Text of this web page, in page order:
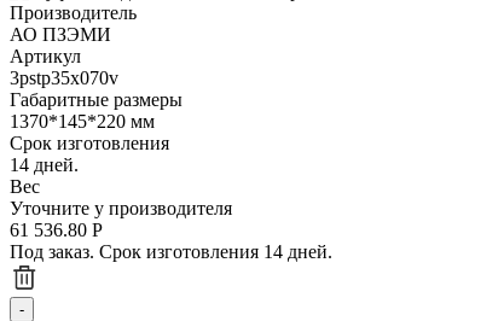
Производитель
АО ПЗЭМИ
Артикул
3pstp35x070v
Габаритные размеры
1370*145*220 мм
Срок изготовления
14 дней.
Вес
Уточните у производителя
61 536.80 Р
Под заказ. Срок изготовления 14 дней.